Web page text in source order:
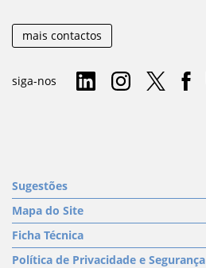
mais contactos
siga-nos
Sugestões
Mapa do Site
Ficha Técnica
Política de Privacidade e Segurança